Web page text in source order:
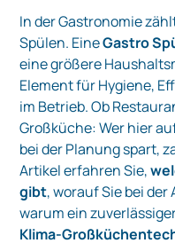
In der Gastronomie
Spülen. EineGastro
eine größere
Element für Hygiene,
im Betrieb. Ob
Großküche: Wer hier
bei der Planung spart,
Artikel erfahren Sie,
gibt, worauf Sie bei
warum ein
Klima-